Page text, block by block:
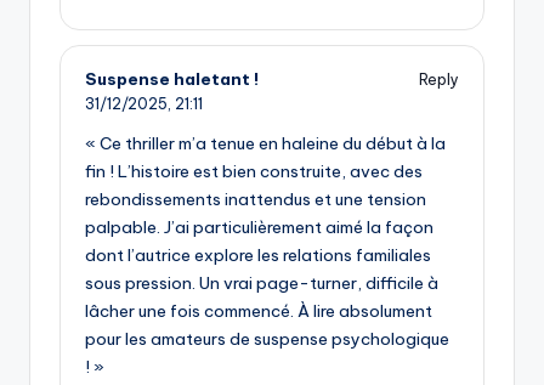
Suspense haletant !
Reply
31/12/2025, 21:11
« Ce thriller m’a tenue en haleine du début à la
fin ! L’histoire est bien construite, avec des
rebondissements inattendus et une tension
palpable. J’ai particulièrement aimé la façon
dont l’autrice explore les relations familiales
sous pression. Un vrai page-turner, difficile à
lâcher une fois commencé. À lire absolument
pour les amateurs de suspense psychologique
! »